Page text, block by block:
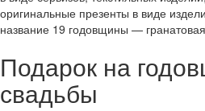
оригинальные презенты в виде
название 19 годовщины —
Подарок на
свадьбы